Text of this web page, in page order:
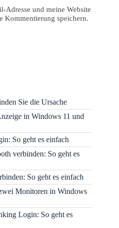
Adresse und meine Website
Kommentierung speichern.
Sie die Ursache
in Windows 11 und
So geht es einfach
verbinden: So geht es
So geht es einfach
Monitoren in Windows
Login: So geht es